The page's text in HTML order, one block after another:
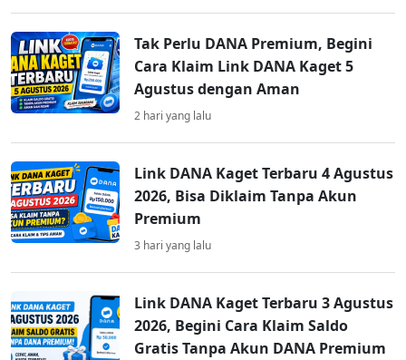
Tak Perlu DANA Premium, Begini
Cara Klaim Link DANA Kaget 5
Agustus dengan Aman
2 hari yang lalu
Link DANA Kaget Terbaru 4 Agustus
2026, Bisa Diklaim Tanpa Akun
Premium
3 hari yang lalu
Link DANA Kaget Terbaru 3 Agustus
2026, Begini Cara Klaim Saldo
Gratis Tanpa Akun DANA Premium